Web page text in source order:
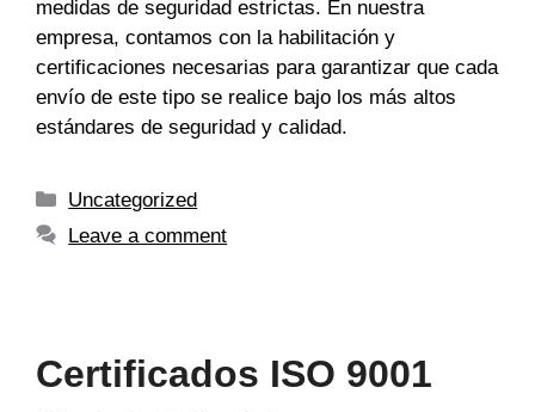
medidas de seguridad estrictas. En nuestra
empresa, contamos con la habilitación y
certificaciones necesarias para garantizar que cada
envío de este tipo se realice bajo los más altos
estándares de seguridad y calidad.
Uncategorized
Leave a comment
Certificados ISO 9001